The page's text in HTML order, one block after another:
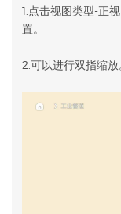
1.点击视图类型-正
置。
2.可以进行双指缩放